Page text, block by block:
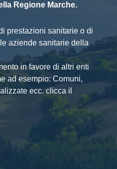
Regione Marche.
prestazioni sanitarie o di
aziende sanitarie della
in favore di altri enti
ad esempio: Comuni,
ecc. clicca il